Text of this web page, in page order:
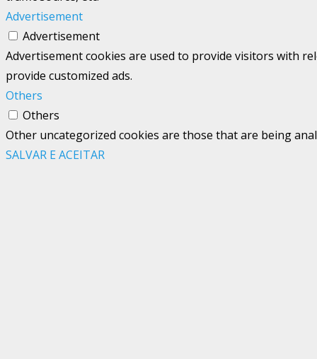
Advertisement
Advertisement
Advertisement cookies are used to provide visitors with
provide customized ads.
Others
Others
Other uncategorized cookies are those that are being
SALVAR E ACEITAR